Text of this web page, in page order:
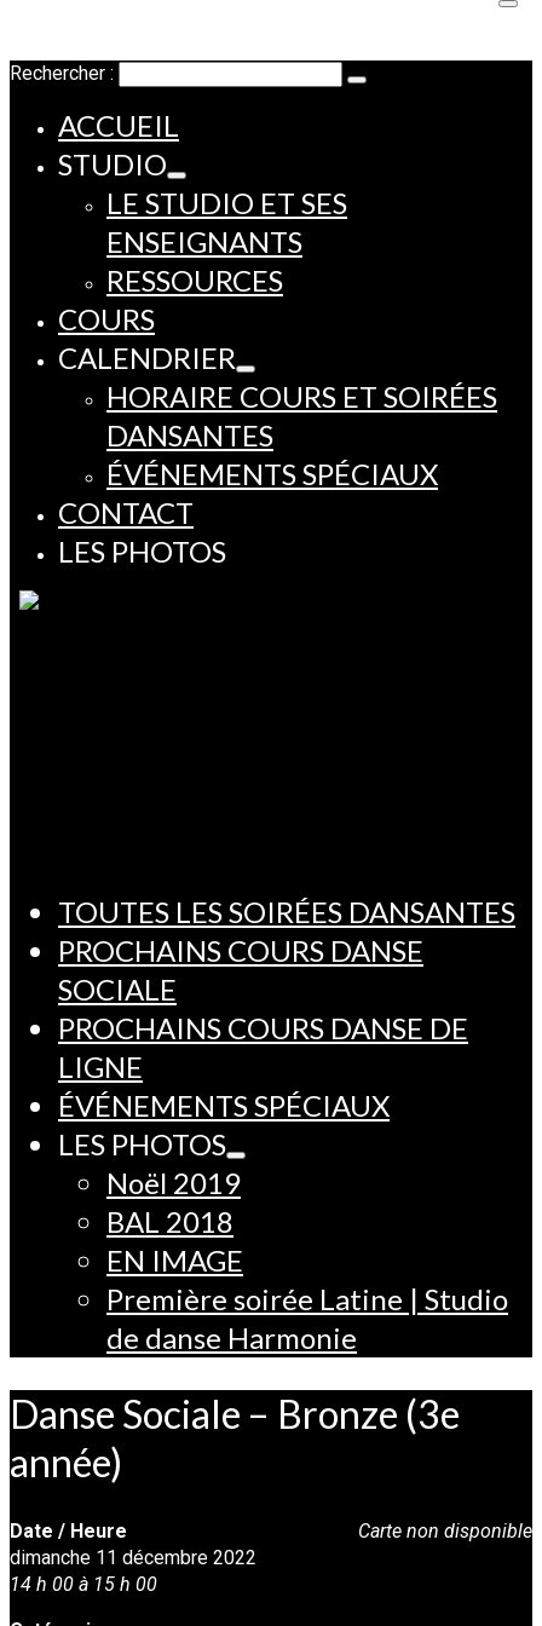
Rechercher :
ACCUEIL
STUDIO
LE STUDIO ET SES
ENSEIGNANTS
RESSOURCES
COURS
CALENDRIER
HORAIRE COURS ET SOIRÉES
DANSANTES
ÉVÉNEMENTS SPÉCIAUX
CONTACT
LES PHOTOS
TOUTES LES SOIRÉES DANSANTES
PROCHAINS COURS DANSE
SOCIALE
PROCHAINS COURS DANSE DE
LIGNE
ÉVÉNEMENTS SPÉCIAUX
LES PHOTOS
Noël 2019
BAL 2018
EN IMAGE
Première soirée Latine | Studio
de danse Harmonie
Danse Sociale – Bronze (3e
année)
Carte non disponible
Date / Heure
dimanche 11 décembre 2022
14 h 00 à 15 h 00